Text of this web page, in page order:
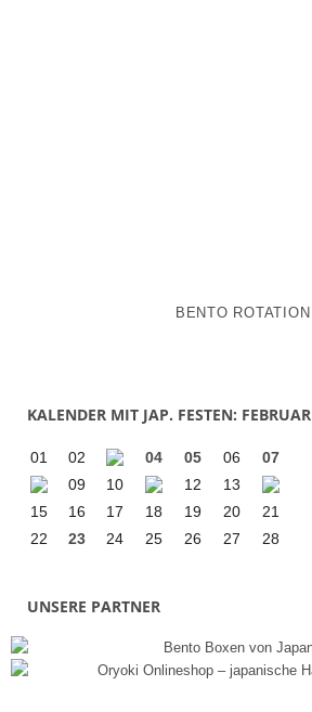
BENTO ROTATION
KALENDER MIT JAP. FESTEN: FEBRUAR
01 02 04 05 06
07
09
10 12
13
15
16 17 18 19 20
21
22
23 24 25 26 27 28
UNSERE PARTNER